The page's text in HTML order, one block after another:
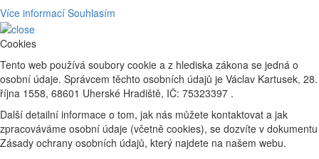
Více informací Souhlasím
Cookies
Tento web používá soubory cookie a z hlediska zákona se jedná o
osobní údaje. Správcem těchto osobních údajů je Václav Kartusek, 28.
října 1558, 68601 Uherské Hradiště, IČ: 75323397 .
Další detailní informace o tom, jak nás můžete kontaktovat a jak
zpracováváme osobní údaje (včetně cookies), se dozvíte v dokumentu
Zásady ochrany osobních údajů, který najdete na našem webu.